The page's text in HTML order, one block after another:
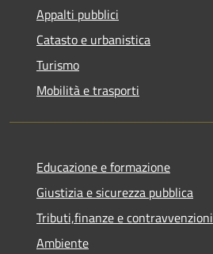
Appalti pubblici
Catasto e urbanistica
Turismo
Mobilità e trasporti
Educazione e formazione
Giustizia e sicurezza pubblica
Tributi,finanze e contravvenzioni
Ambiente